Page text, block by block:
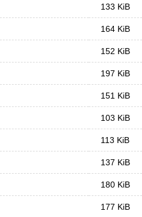
133 KiB
164 KiB
152 KiB
197 KiB
151 KiB
103 KiB
113 KiB
137 KiB
180 KiB
177 KiB